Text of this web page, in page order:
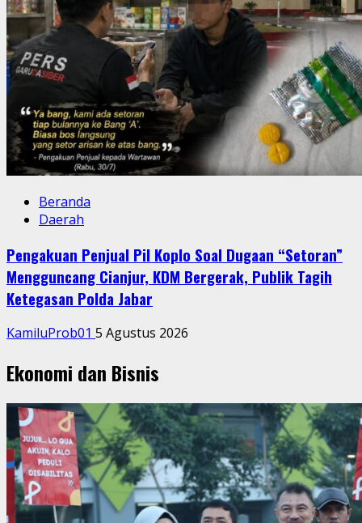
Beranda
Daerah
Pengakuan Penjual Pil Koplo Soal Dugaan “Setoran”
Mengguncang Cianjur, KDM Bergerak, Publik Tagih
Ketegasan Polda Jabar
KamiluProb01 5 Agustus 2026
Ekonomi dan Bisnis